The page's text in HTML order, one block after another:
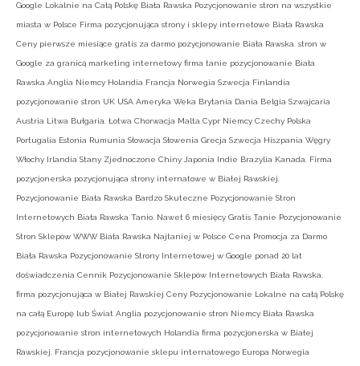
Google Lokalnie na Całą Polskę Biała Rawska Pozycjonowanie stron na wszystkie
miasta w Polsce Firma pozycjonująca strony i sklepy internetowe Biała Rawska
Ceny pierwsze miesiące gratis za darmo pozycjonowanie Biała Rawska. stron w
Google za granicą marketing internetowy firma tanie pozycjonowanie Biała
Rawska Anglia Niemcy Holandia Francja Norwegia Szwecja Finlandia
pozycjonowanie stron UK USA Ameryka Weka Brytania Dania Belgia Szwajcaria
Austria Litwa Bułgaria. Łotwa Chorwacja Malta Cypr Niemcy Czechy Polska
Portugalia Estonia Rumunia Słowacja Słowenia Grecja Szwecja Hiszpania Węgry
Włochy Irlandia Stany Zjednoczone Chiny Japonia Indie Brazylia Kanada. Firma
pozycjonerska pozycjonująca strony internatowe w Białej Rawskiej.
Pozycjonowanie Biała Rawska Bardzo Skuteczne Pozycjonowanie Stron
Internetowych Biała Rawska Tanio. Nawet 6 miesięcy Gratis Tanie Pozycjonowanie
Stron Sklepów WWW Biała Rawska Najtaniej w Polsce Cena Promocja za Darmo
Biała Rawska Pozycjonowanie Strony Internetowej w Google ponad 20 lat
doświadczenia Cennik Pozycjonowanie Sklepów Internetowych Biała Rawska.
firma pozycjonująca w Białej Rawskiej Ceny Pozycjonowanie Lokalne na całą Polskę
na całą Europę lub Świat Anglia pozycjonowanie stron Niemcy Biała Rawska
pozycjonowanie stron internetowych Holandia firma pozycjonerska w Białej
Rawskiej. Francja pozycjonowanie sklepu internatowego Europa Norwegia